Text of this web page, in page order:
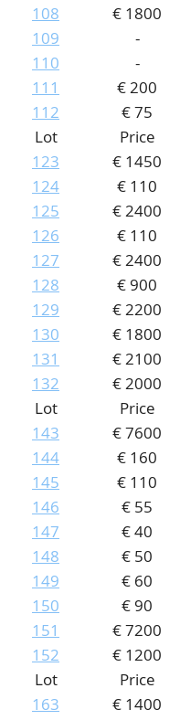
108
€ 1800
109
-
110
-
111
€ 200
112
€ 75
Lot
Price
123
€ 1450
124
€ 110
125
€ 2400
126
€ 110
127
€ 2400
128
€ 900
129
€ 2200
130
€ 1800
131
€ 2100
132
€ 2000
Lot
Price
143
€ 7600
144
€ 160
145
€ 110
146
€ 55
147
€ 40
148
€ 50
149
€ 60
150
€ 90
151
€ 7200
152
€ 1200
Lot
Price
163
€ 1400